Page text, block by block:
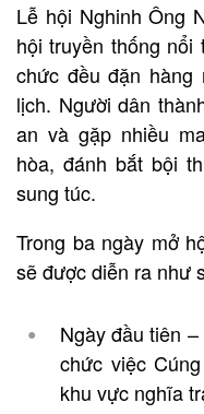
Lễ hội Nghinh Ông
hội truyền thống
chức đều đặn
lịch. Người dân
an và gặp nhiều
hòa, đánh bắt bội
sung túc.
Trong ba ngày mở
sẽ được diễn ra như
Ngày đầu tiên
chức việc
khu vực nghĩa